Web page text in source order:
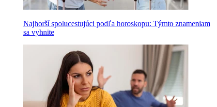
Najhorší spolucestujúci podľa horoskopu: Týmto znameniam
sa vyhnite